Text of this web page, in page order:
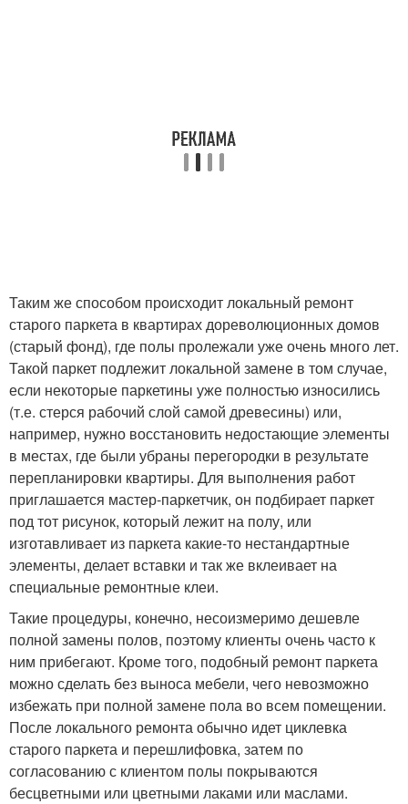
Таким же способом происходит локальный ремонт
старого паркета в квартирах дореволюционных домов
(старый фонд), где полы пролежали уже очень много лет.
Такой паркет подлежит локальной замене в том случае,
если некоторые паркетины уже полностью износились
(т.е. стерся рабочий слой самой древесины) или,
например, нужно восстановить недостающие элементы
в местах, где были убраны перегородки в результате
перепланировки квартиры. Для выполнения работ
приглашается мастер-паркетчик, он подбирает паркет
под тот рисунок, который лежит на полу, или
изготавливает из паркета какие-то нестандартные
элементы, делает вставки и так же вклеивает на
специальные ремонтные клеи.
Такие процедуры, конечно, несоизмеримо дешевле
полной замены полов, поэтому клиенты очень часто к
ним прибегают. Кроме того, подобный ремонт паркета
можно сделать без выноса мебели, чего невозможно
избежать при полной замене пола во всем помещении.
После локального ремонта обычно идет циклевка
старого паркета и перешлифовка, затем по
согласованию с клиентом полы покрываются
бесцветными или цветными лаками или маслами.